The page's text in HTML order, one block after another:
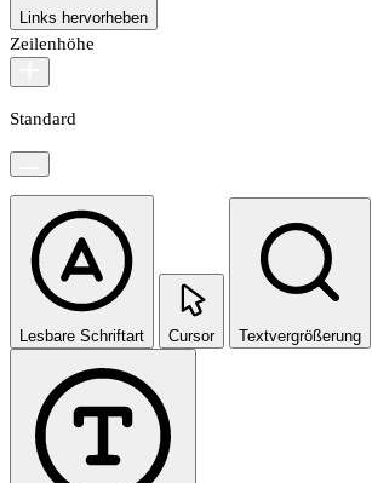
Links hervorheben
Zeilenhöhe
Standard
Lesbare Schriftart Cursor Textvergrößerung